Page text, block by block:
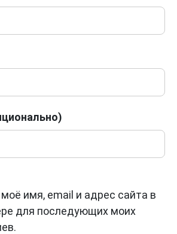
имя, email и адрес сайта в
для последующих моих